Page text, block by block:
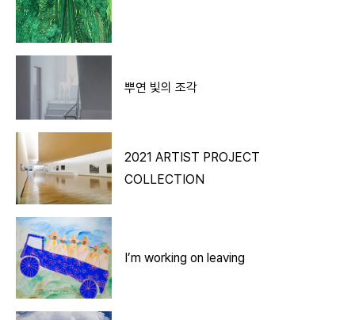
뿌연 빛의 조각
2021 ARTIST PROJECT
COLLECTION
I’m working on leaving